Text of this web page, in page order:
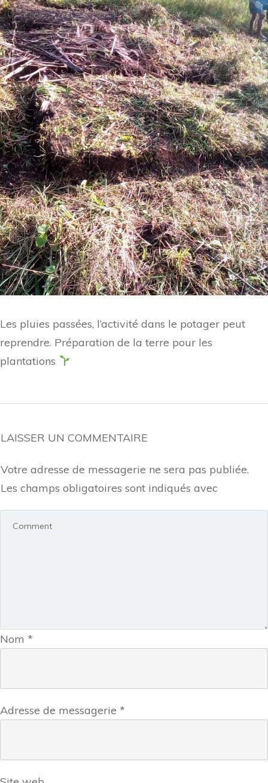
Les pluies passées, l’activité dans le potager peut
reprendre. Préparation de la terre pour les
plantations
LAISSER UN COMMENTAIRE
Votre adresse de messagerie ne sera pas publiée.
Les champs obligatoires sont indiqués avec
Nom *
Adresse de messagerie *